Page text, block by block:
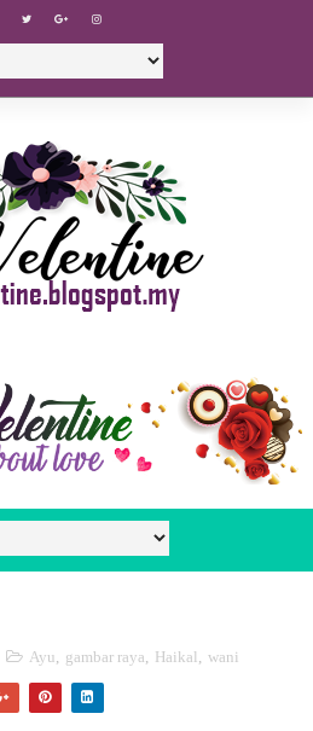
Ayu, gambar raya, Haikal, wani